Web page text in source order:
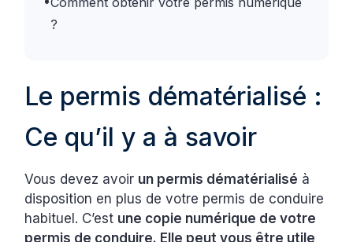
?
Le permis dématérialisé :
Ce qu’il y a à savoir
Vous devez avoir un permis dématérialisé à
disposition en plus de votre permis de conduire
habituel. C’est une copie numérique de votre
permis de conduire. Elle peut vous être utile